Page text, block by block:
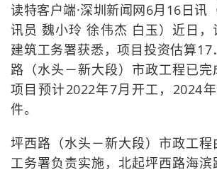
读特客户端·深圳新闻网6月16日讯
讯员 魏小玲 徐伟杰 白玉）近日，
建筑工务署获悉，项目投资估算
路（水头－新大段）市政工程已完
项目预计2022年7月开工，2024
件。
坪西路（水头－新大段）市政工
工务署负责实施，北起坪西路海